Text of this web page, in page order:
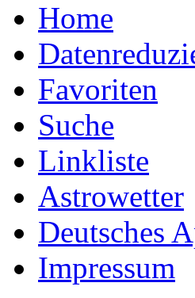
Home
Favoriten
Suche
Linkliste
Astrowetter
Deutsches
Impressum